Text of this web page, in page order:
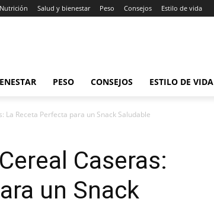
Nutrición Salud y bienestar Peso Consejos Estilo de vida
PESO CONSEJOS ESTILO DE VIDA
La Receta Perfecta para un Snack Saludable
Caseras:
un Snack